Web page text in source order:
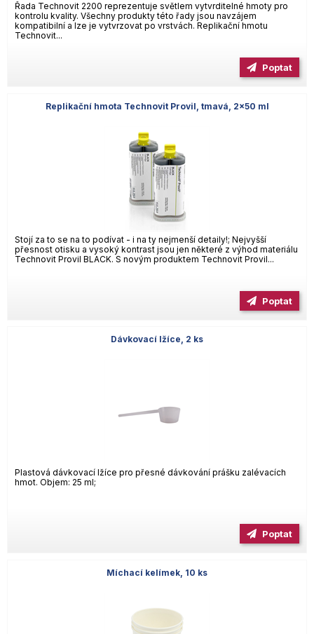
Řada Technovit 2200 reprezentuje světlem vytvrditelné hmoty pro
kontrolu kvality. Všechny produkty této řady jsou navzájem
kompatibilní a lze je vytvrzovat po vrstvách. Replikační hmotu
Technovit...
Poptat
Replikační hmota Technovit Provil, tmavá, 2×50 ml
Stojí za to se na to podívat - i na ty nejmenší detaily!; Nejvyšší
přesnost otisku a vysoký kontrast jsou jen některé z výhod materiálu
Technovit Provil BLACK. S novým produktem Technovit Provil...
Poptat
Dávkovací lžíce, 2 ks
Plastová dávkovací lžíce pro přesné dávkování prášku zalévacích
hmot. Objem: 25 ml;
Poptat
Míchací kelímek, 10 ks